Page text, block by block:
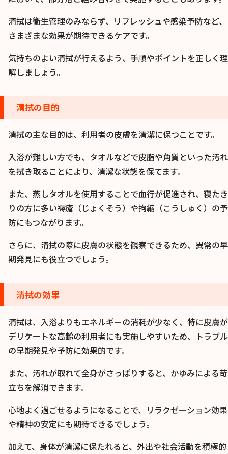
清拭は衛生管理のみならず、リフレッシュや感染予防など、
さまざまな効果が期待できるケアです。
気持ちのよい清拭が行えるよう、手順やポイントを正しく理
解しましょう。
清拭の目的
清拭の主な目的は、利用者の皮膚を清潔に保つことです。
入浴が難しい方でも、タオルなどで皮脂や角質といった汚れ
を拭き取ることにより、清潔な状態を保てます。
また、蒸しタオルを使用することで血行が促進され、寝たき
りの方に多い褥瘡（じょくそう）や拘縮（こうしゅく）の予
防にもつながります。
さらに、清拭の際に皮膚の状態を観察できるため、異常の早
期発見にも役立つでしょう。
清拭の効果
清拭は、入浴よりもエネルギーの消耗が少なく、特に皮膚が
デリケートな高齢の利用者にも実施しやすいため、トラブル
の早期発見や予防に効果的です。
また、汚れが取れて全身がさっぱりすると、かゆみによる苛
立ちを解消できます。
心地よく過ごせるようになることで、リラクゼーション効果
や精神の安定にも期待できるでしょう。
加えて、身体が清潔に保たれると、外出や社会活動を積極的